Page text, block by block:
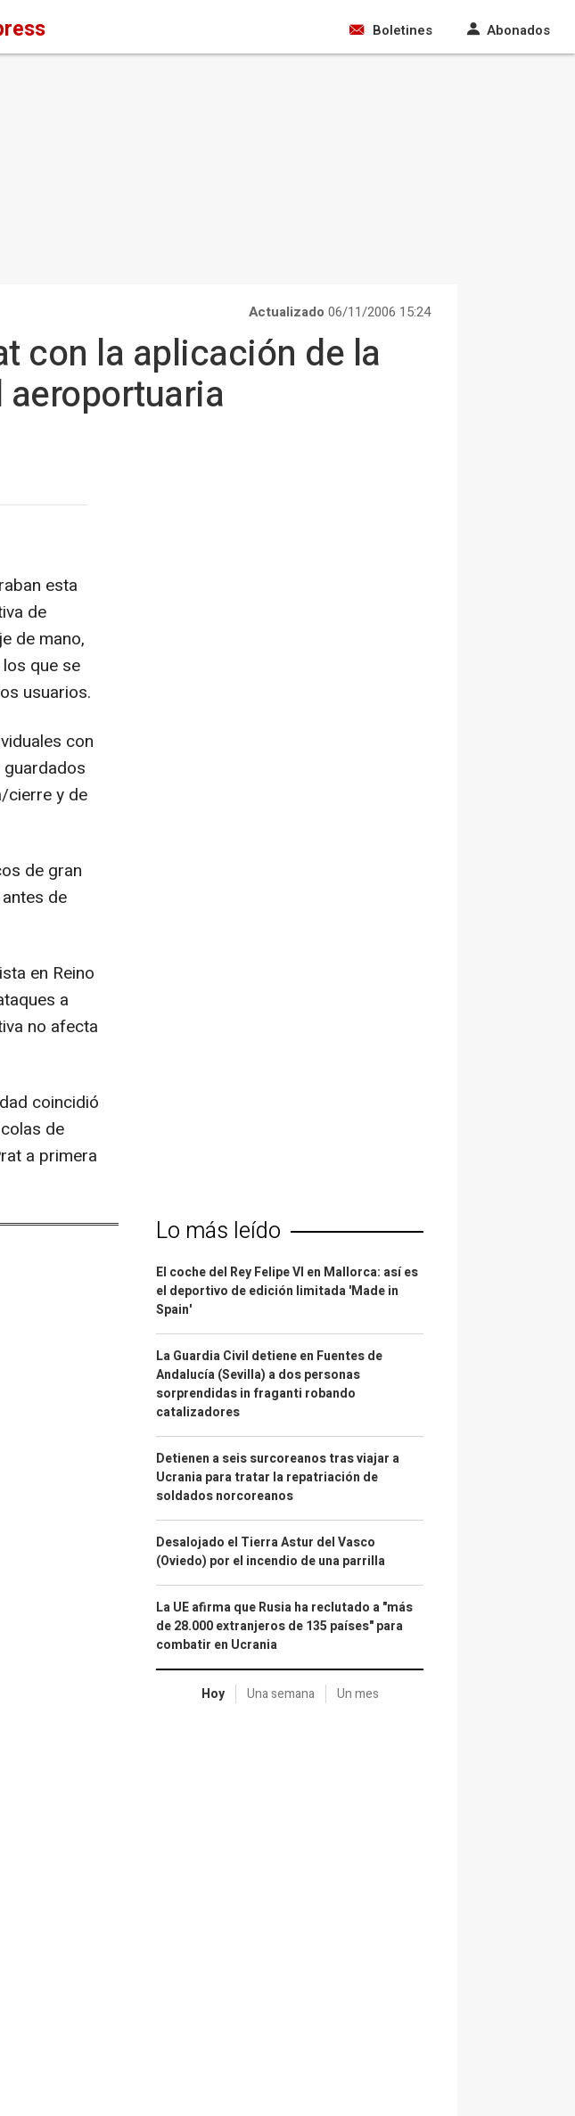
Boletines Abonados
Actualizado 06/11/2006 15:24
con la aplicación de la
esta
de
de mano,
que se
usuarios.
con
cierre y de
de gran
de
en Reino
a
no afecta
coincidió
de
a primera
Lo más leído
El coche del Rey Felipe VI en Mallorca: así es
el deportivo de edición limitada 'Made in
Spain'
La Guardia Civil detiene en Fuentes de
Andalucía (Sevilla) a dos personas
sorprendidas in fraganti robando
catalizadores
Detienen a seis surcoreanos tras viajar a
Ucrania para tratar la repatriación de
soldados norcoreanos
Desalojado el Tierra Astur del Vasco
(Oviedo) por el incendio de una parrilla
La UE afirma que Rusia ha reclutado a "más
de 28.000 extranjeros de 135 países" para
combatir en Ucrania
Hoy Una semana Un mes